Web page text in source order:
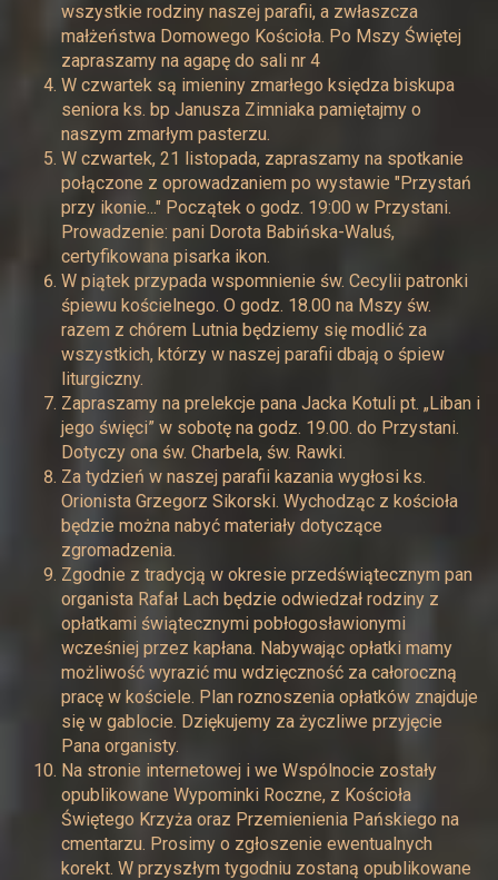
wszystkie rodziny naszej parafii, a zwłaszcza
małżeństwa Domowego Kościoła. Po Mszy Świętej
zapraszamy na agapę do sali nr 4
W czwartek są imieniny zmarłego księdza biskupa
seniora ks. bp Janusza Zimniaka pamiętajmy o
naszym zmarłym pasterzu.
W czwartek, 21 listopada, zapraszamy na spotkanie
połączone z oprowadzaniem po wystawie "Przystań
przy ikonie..." Początek o godz. 19:00 w Przystani.
Prowadzenie: pani Dorota Babińska-Waluś,
certyfikowana pisarka ikon.
W piątek przypada wspomnienie św. Cecylii patronki
śpiewu kościelnego. O godz. 18.00 na Mszy św.
razem z chórem Lutnia będziemy się modlić za
wszystkich, którzy w naszej parafii dbają o śpiew
liturgiczny.
Zapraszamy na prelekcje pana Jacka Kotuli pt. „Liban i
jego święci” w sobotę na godz. 19.00. do Przystani.
Dotyczy ona św. Charbela, św. Rawki.
Za tydzień w naszej parafii kazania wygłosi ks.
Orionista Grzegorz Sikorski. Wychodząc z kościoła
będzie można nabyć materiały dotyczące
zgromadzenia.
Zgodnie z tradycją w okresie przedświątecznym pan
organista Rafał Lach będzie odwiedzał rodziny z
opłatkami świątecznymi pobłogosławionymi
wcześniej przez kapłana. Nabywając opłatki mamy
możliwość wyrazić mu wdzięczność za całoroczną
pracę w kościele. Plan roznoszenia opłatków znajduje
się w gablocie. Dziękujemy za życzliwe przyjęcie
Pana organisty.
Na stronie internetowej i we Wspólnocie zostały
opublikowane Wypominki Roczne, z Kościoła
Świętego Krzyża oraz Przemienienia Pańskiego na
cmentarzu. Prosimy o zgłoszenie ewentualnych
korekt. W przyszłym tygodniu zostaną opublikowane